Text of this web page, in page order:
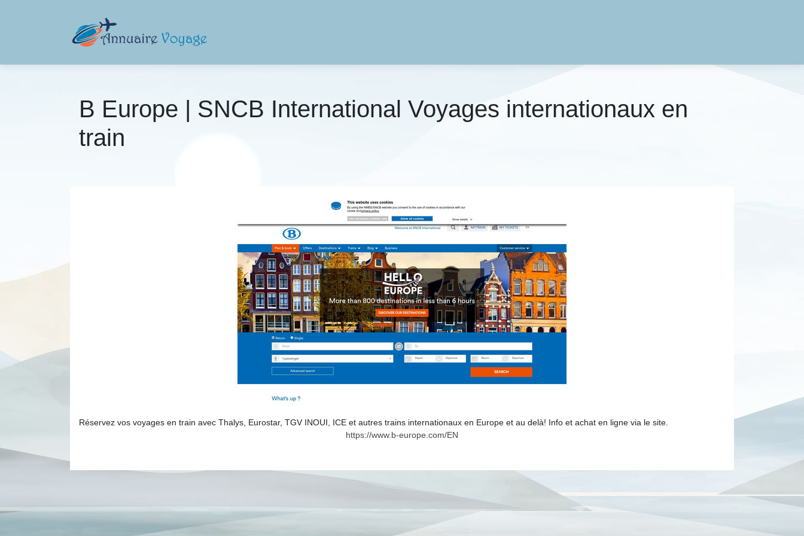
B Europe | SNCB In­ter­natio­nal Voyages in­ter­natio­naux en
train
Réservez vos voyages en train avec Thalys, Eurostar, TGV INOUI, ICE et autres trains internationaux en Europe et au delà! Info et achat en ligne via le site.
https://www.b-europe.com/EN